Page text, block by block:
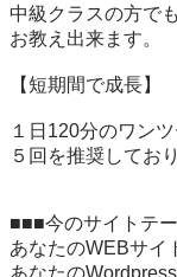
中級クラスの方でも
お教え出来ます。
【短期間で成長】
１日120分のワン
５回を推奨してお
■■■今のサイトテ
あなたのWEBサイ
あなたのWordpress